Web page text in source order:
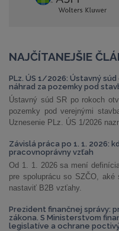
NAJČÍTANEJŠIE
PLz. ÚS 1/2026: Ústavný
náhrad za pozemky pod
Ústavný súd SR po rokoch
pozemky pod verejnými
Uznesenie PLz. ÚS 1/2026
Závislá práca po 1. 1. 2026:
pracovnoprávny vzťah
Od 1. 1. 2026 sa mení
pre spoluprácu so SZČO,
nastaviť B2B vzťahy.
Prezident finančnej správy:
zákona. S Ministerstvom
legislatíve a ochrane